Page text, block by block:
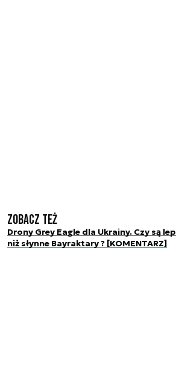
Zobacz też
Drony Grey Eagle dla Ukrainy. Czy są
niż słynne Bayraktary ? [KOMENTARZ]